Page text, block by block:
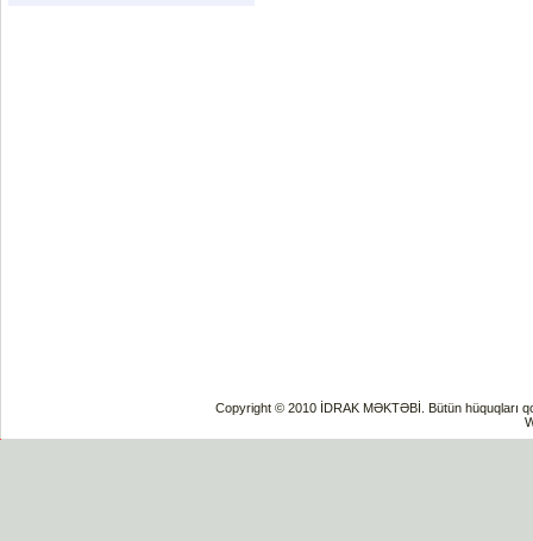
Copyright © 2010 İDRAK MƏKTƏBİ. Bütün hüquqları